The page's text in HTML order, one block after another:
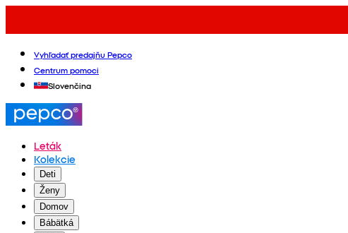
Vyhľadať predajňu Pepco
Centrum pomoci
Slovenčina
Leták
Kolekcie
Deti
Ženy
Domov
Bábätká